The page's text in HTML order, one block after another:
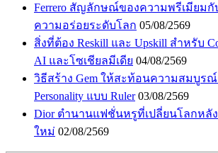
Ferrero สัญลักษณ์ของความพรีเมียม
ความอร่อยระดับโลก 05/08/2569
สิ่งที่ต้อง Reskill และ Upskill สำหรับ
AI และโซเชียลมีเดีย 04/08/2569
วิธีสร้าง Gem ให้สะท้อนความสมบูรณ์
Personality แบบ Ruler 03/08/2569
Dior ตำนานแฟชั่นหรูที่เปลี่ยนโลกหลั
ใหม่ 02/08/2569